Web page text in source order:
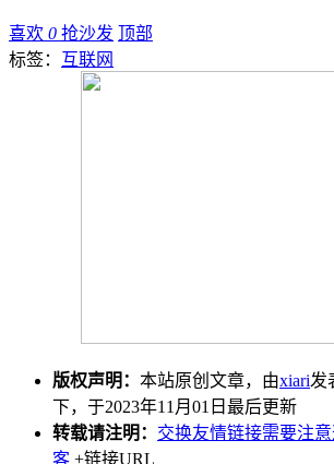
喜欢 0 抢沙发 顶部
标签： 互联网
版权声明： 本站原创文章，由xiari发
下，于2023年11月01日最后更新
转载请注明： 交换友情链接需要注
客 +链接URL